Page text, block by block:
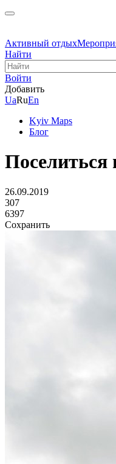
Активный отдых
Найти
Войти
Добавить
UaRuEn
Kyiv Maps
Блог
Поселиться
26.09.2019
307
6397
Сохранить